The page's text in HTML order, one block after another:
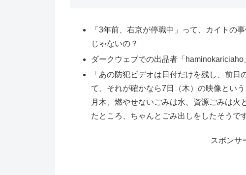
「3年前、右京が停職中」って、カイトの
じゃないの？
ダークウェブでの出品者「
「あの防犯ビデオは日付だけを残し、前
て、それが確かなら7日（木）の映像とい
月木、燃やせないごみは水、資源ごみは火
たところ、ちゃんとごみ出しをしたそうで
スポンサ